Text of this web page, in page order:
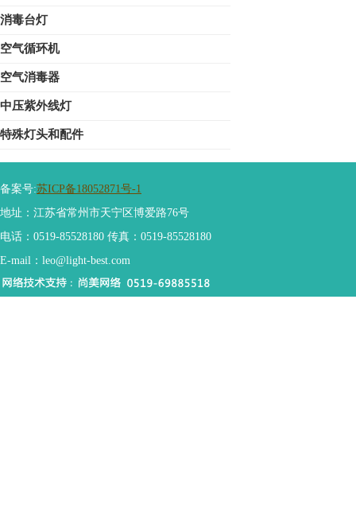
消毒台灯
空气循环机
空气消毒器
中压紫外线灯
特殊灯头和配件
备案号:苏ICP备18052871号-1
地址：江苏省常州市天宁区博爱路76号
电话：0519-85528180 传真：0519-85528180
E-mail：leo@light-best.com